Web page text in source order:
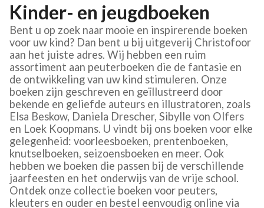
Kinder- en jeugdboeken
Bent u op zoek naar mooie en inspirerende boeken
voor uw kind? Dan bent u bij uitgeverij Christofoor
aan het juiste adres. Wij hebben een ruim
assortiment aan peuterboeken die de fantasie en
de ontwikkeling van uw kind stimuleren. Onze
boeken zijn geschreven en geïllustreerd door
bekende en geliefde auteurs en illustratoren, zoals
Elsa Beskow, Daniela Drescher, Sibylle von Olfers
en Loek Koopmans. U vindt bij ons boeken voor elke
gelegenheid: voorleesboeken, prentenboeken,
knutselboeken, seizoensboeken en meer. Ook
hebben we boeken die passen bij de verschillende
jaarfeesten en het onderwijs van de vrije school.
Ontdek onze collectie boeken voor peuters,
kleuters en ouder en bestel eenvoudig online via